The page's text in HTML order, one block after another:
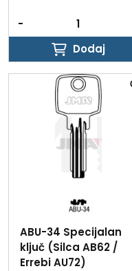
-
Dodaj
Dodaj
ABU-34 Specijalan
ključ (Silca AB62 /
Errebi AU72)